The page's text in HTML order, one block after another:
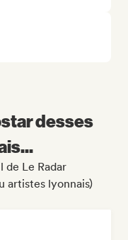
desses
de Le Radar
artistes lyonnais)